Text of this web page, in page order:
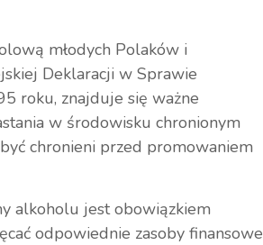
młodych Polaków i
Deklaracji w Sprawie
roku, znajduje się ważne
w środowisku chronionym
chronieni przed promowaniem
alkoholu jest obowiązkiem
odpowiednie zasoby finansowe